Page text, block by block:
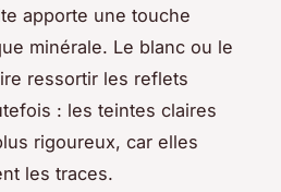
apporte une touche
minérale. Le blanc ou le
ressortir les reflets
: les teintes claires
rigoureux, car elles
les traces.